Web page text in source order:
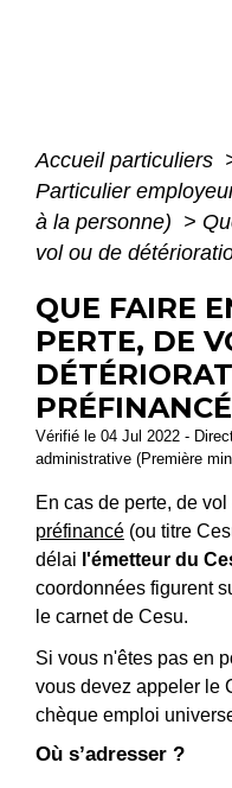
Accueil particuliers
Particulier
à la personne) >
vol ou de
QUE FAIRE
PERTE, DE
Vérifié le 04 Jul 2022 -
administrative (Première
En cas de perte, de
préfinancé (ou titre
délai l'émetteur du
coordonnées figurent
le carnet de Cesu.
Si vous n'êtes pas en
vous devez appeler le
chèque emploi
Où s’adresser ?